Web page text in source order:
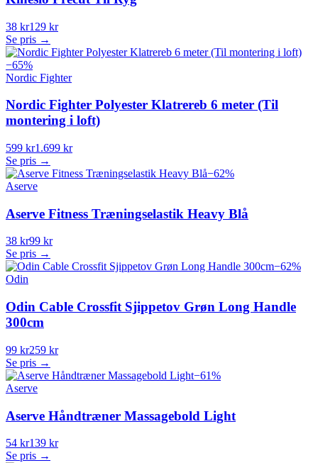
38 kr129 kr
Se pris →
−65%
Nordic Fighter
Nordic Fighter Polyester Klatrereb 6 meter (Til
montering i loft)
599 kr1.699 kr
Se pris →
−62%
Aserve
Aserve Fitness Træningselastik Heavy Blå
38 kr99 kr
Se pris →
−62%
Odin
Odin Cable Crossfit Sjippetov Grøn Long Handle
300cm
99 kr259 kr
Se pris →
−61%
Aserve
Aserve Håndtræner Massagebold Light
54 kr139 kr
Se pris →